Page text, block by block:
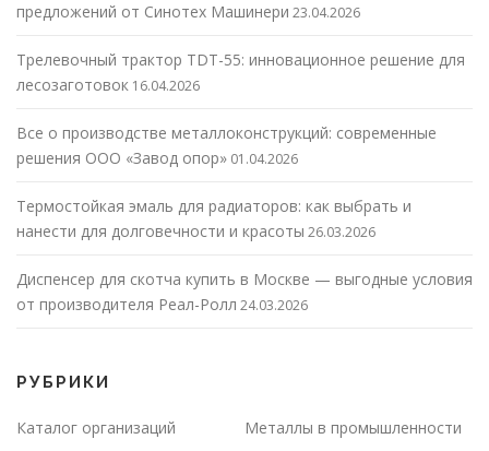
предложений от Синотех Машинери 23.04.2026
Трелевочный трактор TDT-55: инновационное решение для
лесозаготовок 16.04.2026
Все о производстве металлоконструкций: современные
решения ООО «Завод опор» 01.04.2026
Термостойкая эмаль для радиаторов: как выбрать и
нанести для долговечности и красоты 26.03.2026
Диспенсер для скотча купить в Москве — выгодные условия
от производителя Реал-Ролл 24.03.2026
РУБРИКИ
Каталог организаций
Металлы в промышленности